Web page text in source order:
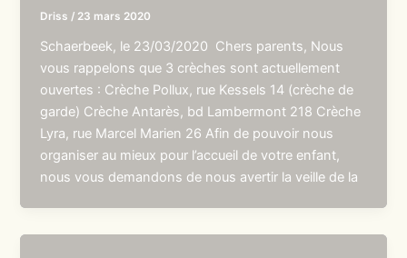
Driss / 23 mars 2020
Schaerbeek, le 23/03/2020 Chers parents, Nous
vous rappelons que 3 crèches sont actuellement
ouvertes : Crèche Pollux, rue Kessels 14 (crèche de
garde) Crèche Antarès, bd Lambermont 218 Crèche
Lyra, rue Marcel Marien 26 Afin de pouvoir nous
organiser au mieux pour l’accueil de votre enfant,
nous vous demandons de nous avertir la veille de la